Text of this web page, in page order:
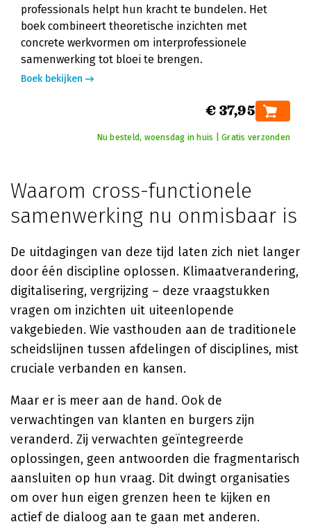
professionals helpt hun kracht te bundelen. Het
boek combineert theoretische inzichten met
concrete werkvormen om interprofessionele
samenwerking tot bloei te brengen.
Boek bekijken
€ 37,95
Nu besteld, woensdag in huis | Gratis verzonden
Waarom cross-functionele
samenwerking nu onmisbaar is
De uitdagingen van deze tijd laten zich niet langer
door één discipline oplossen. Klimaatverandering,
digitalisering, vergrijzing – deze vraagstukken
vragen om inzichten uit uiteenlopende
vakgebieden. Wie vasthouden aan de traditionele
scheidslijnen tussen afdelingen of disciplines, mist
cruciale verbanden en kansen.
Maar er is meer aan de hand. Ook de
verwachtingen van klanten en burgers zijn
veranderd. Zij verwachten geïntegreerde
oplossingen, geen antwoorden die fragmentarisch
aansluiten op hun vraag. Dit dwingt organisaties
om over hun eigen grenzen heen te kijken en
actief de dialoog aan te gaan met anderen.